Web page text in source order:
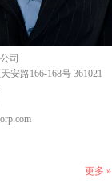
司
安路166-168号 361021
更多 »